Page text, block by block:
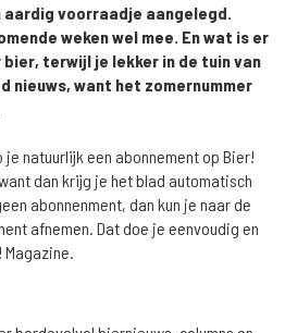
voorraadje aangelegd.
weken wel mee. En wat is er
terwijl je lekker in de tuin van
nieuws, want het zomernummer
natuurlijk een abonnement op Bier!
dan krijg je het blad automatisch
abonnenment, dan kun je naar de
afnemen. Dat doe je eenvoudig en